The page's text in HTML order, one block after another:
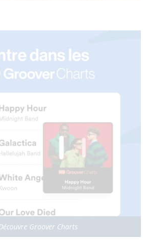
Groover Charts